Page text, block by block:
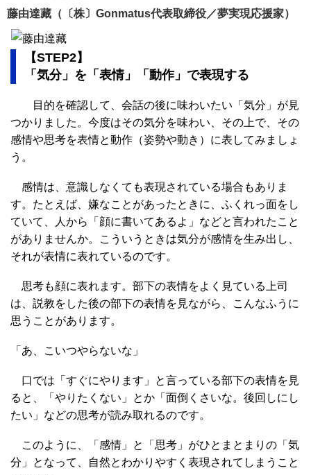
藤由達藏（〔株〕Gonmatus代表取締役／夢実現応援家）
【STEP2】
「気分」を「表情」「動作」で表現する
目的を確認して、会話の後に味わいたい「気分」が見
つかりました。今度はその気分を味わい、その上で、その
感情や思考を表情と動作（姿勢や動き）に表してみましょ
う。
感情は、意識しなくても表現されている場合もありま
す。たとえば、嫌なことがあったときに、ふくれっ面をし
ていて、人から「顔に書いてあるよ」などと言われたこと
がありませんか。こういうときは気分が感情を生み出し、
それが表情に表れているのです。
思考も顔に表れます。部下の表情をよく見ている上司
は、説教をした後の部下の表情を見ながら、こんなふうに
思うことがあります。
「あ、こいつやらないな」
口では「すぐにやります」と言っている部下の表情を見
ると、「やりたくない」とか「面倒くさいな。後回しにし
たい」などの思考が読み取れるのです。
このように、「感情」と「思考」がひとまとまりの「気
分」となって、自然とわかりやすく表現されてしまうこと